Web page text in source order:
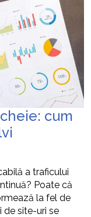
cum
a traficului
Poate că
la fel de
de site-uri se